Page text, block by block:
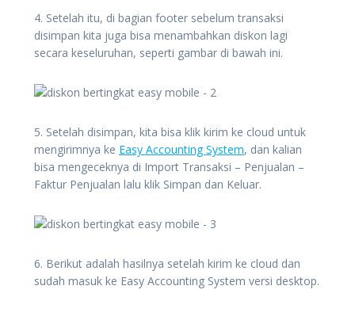
4. Setelah itu, di bagian footer sebelum transaksi
disimpan kita juga bisa menambahkan diskon lagi
secara keseluruhan, seperti gambar di bawah ini.
5. Setelah disimpan, kita bisa klik kirim ke cloud untuk
mengirimnya ke Easy Accounting System, dan kalian
bisa mengeceknya di Import Transaksi – Penjualan –
Faktur Penjualan lalu klik Simpan dan Keluar.
6. Berikut adalah hasilnya setelah kirim ke cloud dan
sudah masuk ke Easy Accounting System versi desktop.